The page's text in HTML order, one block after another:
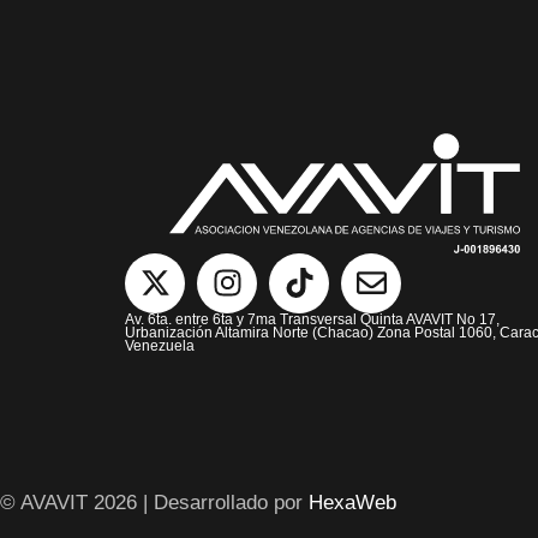
Av. 6ta. entre 6ta y 7ma Transversal Quinta AVAVIT No 17,
Urbanización Altamira Norte (Chacao) Zona Postal 1060,
Venezuela
© AVAVIT 2026 | Desarrollado por HexaWeb